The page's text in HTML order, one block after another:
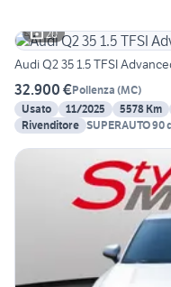
20
Audi Q2 35 1.5 TFSI
32.900 €Pollenza (MC)
Usato
11/2025 5578 Km
Rivenditore SUPERAUTO